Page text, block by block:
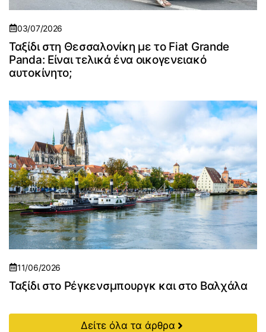
03/07/2026
Ταξίδι στη Θεσσαλονίκη με το Fiat Grande
Panda: Είναι τελικά ένα οικογενειακό
αυτοκίνητο;
11/06/2026
Ταξίδι στο Ρέγκενσμπουργκ και στο Βαλχάλα
Δείτε όλα τα άρθρα